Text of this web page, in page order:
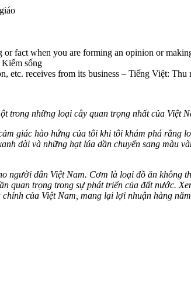
fact when you are forming an opinion or
sống
etc. receives from its business – Tiếng Việt: Thu
trong những loại cây quan trọng nhất của Việt
giác hào hứng của tôi khi tôi khám phá rằng
dài và những hạt lúa dần chuyển sang màu
dân Việt Nam. Cơm là loại đồ ăn không
trọng trong sự phát triển của đất nước.
của Việt Nam, mang lại lợi nhuận hàng